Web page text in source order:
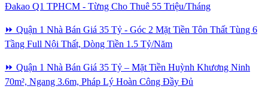
Đakao Q1 TPHCM - Từng Cho Thuê 55 Triệu/Tháng
⏩ Quận 1 Nhà Bán Giá 35 Tỷ - Góc 2 Mặt Tiền Tôn Thất Tùng 6
Tầng Full Nội Thất, Dòng Tiền 1.5 Tỷ/Năm
⏩ Quận 1 Nhà Bán Giá 35 Tỷ – Mặt Tiền Huỳnh Khương Ninh
70m², Ngang 3.6m, Pháp Lý Hoàn Công Đầy Đủ